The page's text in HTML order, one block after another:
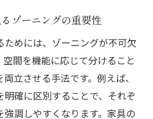
ゾーニングの重要性
めには、ゾーニングが不可欠
間を機能に応じて分けること
立させる手法です。例えば、
明確に区別することで、それぞ
調しやすくなります。家具の